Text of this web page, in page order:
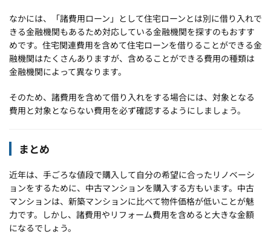
なかには、「諸費用ローン」として住宅ローンとは別に借り入れで
きる金融機関もあるため対応している金融機関を探すのもおすす
めです。住宅関連費用を含めて住宅ローンを借りることができる金
融機関はたくさんありますが、含めることができる費用の種類は
金融機関によって異なります。
そのため、諸費用を含めて借り入れをする場合には、対象となる
費用と対象とならない費用を必ず確認するようにしましょう。
まとめ
近年は、手ごろな値段で購入して自分の希望に合ったリノベーシ
ョンをするために、中古マンションを購入する方もいます。中古
マンションは、新築マンションに比べて物件価格が低いことが魅
力です。しかし、諸費用やリフォーム費用を含めると大きな金額
になるでしょう。